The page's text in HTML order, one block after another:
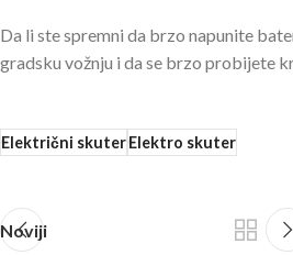
Da li ste spremni da brzo napunite
gradsku vožnju i da se brzo probijete
Električni skuterElektro skuter
Noviji